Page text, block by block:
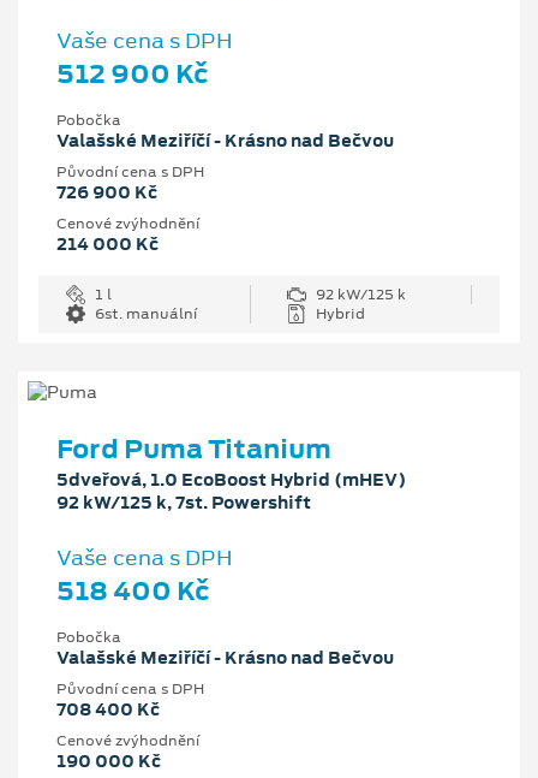
Vaše cena s DPH
512 900 Kč
Pobočka
Valašské Meziříčí - Krásno nad Bečvou
Původní cena s DPH
726 900 Kč
Cenové zvýhodnění
214 000 Kč
1 l
92 kW/125 k
6st. manuální
Hybrid
Ford Puma Titanium
5dveřová, 1.0 EcoBoost Hybrid (mHEV)
92 kW/125 k, 7st. Powershift
Vaše cena s DPH
518 400 Kč
Pobočka
Valašské Meziříčí - Krásno nad Bečvou
Původní cena s DPH
708 400 Kč
Cenové zvýhodnění
190 000 Kč